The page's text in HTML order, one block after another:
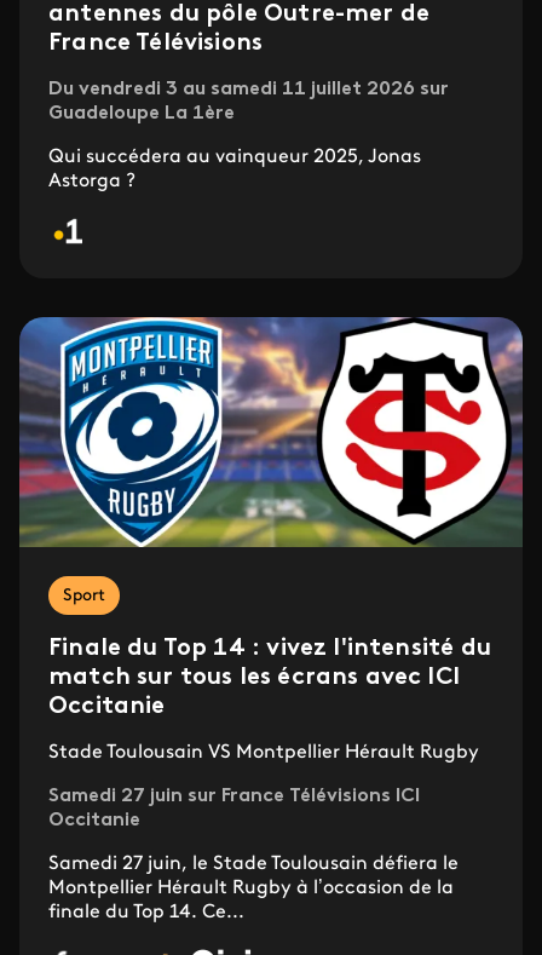
antennes du pôle Outre-mer de
France Télévisions
Du vendredi 3 au samedi 11 juillet 2026 sur
Guadeloupe La 1ère
Qui succédera au vainqueur 2025, Jonas
Astorga ?
Sport
Finale du Top 14 : vivez l'intensité du
match sur tous les écrans avec ICI
Occitanie
Stade Toulousain VS Montpellier Hérault Rugby
Samedi 27 juin sur France Télévisions ICI
Occitanie
Samedi 27 juin, le Stade Toulousain défiera le
Montpellier Hérault Rugby à l’occasion de la
finale du Top 14. Ce...